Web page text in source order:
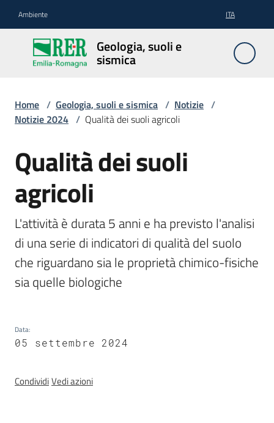
Ambiente ITA
Geologia, suoli e
sismica
Geologia,
suoli e
sismica
Geologia
Suoli
Sismica
Cartografia
e
Home / Geologia, suoli e sismica / Notizie /
Notizie 2024 / Qualità dei suoli agricoli
Salta al contenuto
Qualità dei suoli
agricoli
L'attività è durata 5 anni e ha previsto l'analisi
di una serie di indicatori di qualità del suolo
che riguardano sia le proprietà chimico-fisiche
sia quelle biologiche
Data:
05 settembre 2024
CondividiVedi azioni